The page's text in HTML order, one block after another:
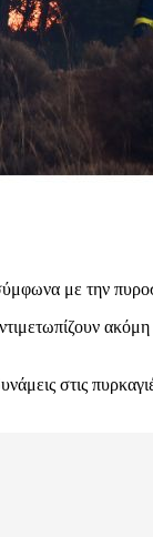
με την
στις